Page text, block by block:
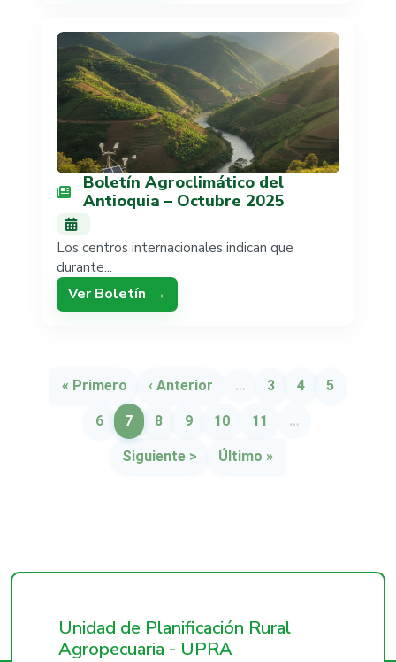
Boletín Agroclimático del
Antioquia – Octubre 2025
Los centros internacionales indican que
durante...
Ver Boletín
Primera página
« Primero Página anterior
‹ Anterior … Página
3 Página
4 Página
5
Página
6 Página
7 Página
8 Página
9 Página
10 Página
11 …
Siguiente página
Siguiente > Última página
Último »
Unidad de Planificación Rural
Agropecuaria - UPRA